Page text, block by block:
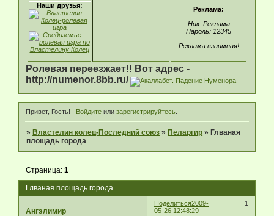
Наши друзья:
Реклама:
Ник: Реклама
Пароль: 12345
Реклама взаимная!
Ролевая переезжает!! Вот адрес -
http://numenor.8bb.ru/
Привет, Гость! Войдитеили зарегистрируйтесь.
» Властелин колец-Последний союз » Пеларгир » Глваная
площадь города
Глваная площадь города
Страница:1
Поделиться 1
2009-
05-26 12:48:29
Ангэлимир